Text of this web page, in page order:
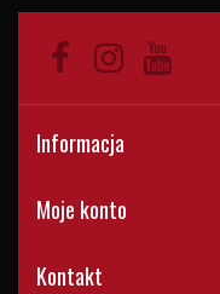
Informacja
Moje konto
Kontakt